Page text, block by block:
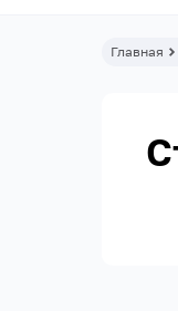
Главная